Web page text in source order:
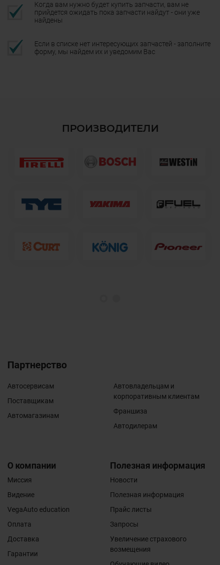
Когда вам нужно будет купить запчасти, вам не
прийдется ожидать пока запчасти найдут - они уже
найдены
Если в списке нет интересующих запчастей - заполните
форму, мы найдем их и уведомим Вас
ПРОИЗВОДИТЕЛИ
Партнерство
Автосервисам
Поставщикам
Автомагазинам
Автовладельцам и
корпоративным клиентам
Франшиза
Автодилерам
О компании
Миссия
Видение
VegaAuto education
Оплата
Доставка
Гарантии
Полезная информация
Новости
Полезная информация
Прайс листы
Запросы
Увеличение страхового
возмещения